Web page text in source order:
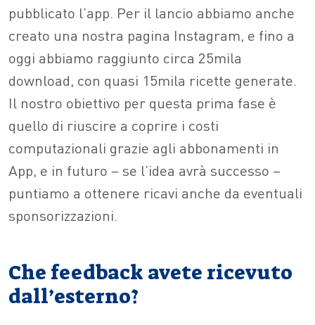
pubblicato l’app. Per il lancio abbiamo anche
creato una nostra pagina Instagram, e fino a
oggi abbiamo raggiunto circa 25mila
download, con quasi 15mila ricette generate.
Il nostro obiettivo per questa prima fase è
quello di riuscire a coprire i costi
computazionali grazie agli abbonamenti in
App, e in futuro – se l’idea avrà successo –
puntiamo a ottenere ricavi anche da eventuali
sponsorizzazioni.
Che feedback avete ricevuto
dall’esterno?